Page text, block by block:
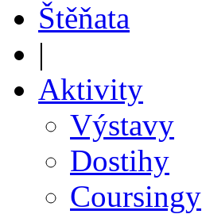
Štěňata
|
Aktivity
Výstavy
Dostihy
Coursingy